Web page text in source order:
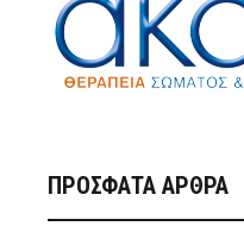
ΠΡΌΣΦΑΤΑ ΆΡΘΡΑ